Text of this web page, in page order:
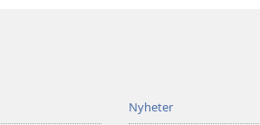
Nyheter